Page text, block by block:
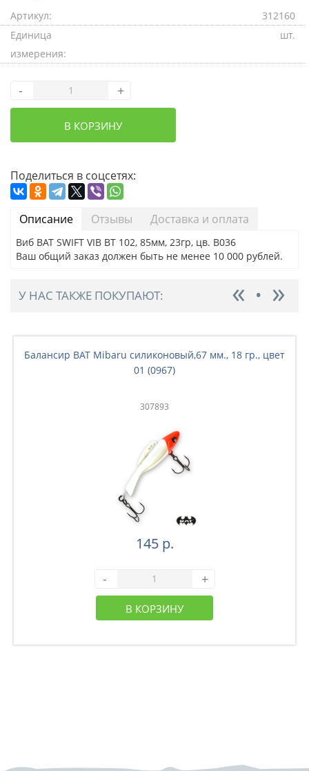
Артикул:
312160
Единица
измерения:
шт.
- +
В КОРЗИНУ
Поделиться в соцсетях:
Описание Отзывы Доставка и оплата
Виб BAT SWIFT VIB BT 102, 85мм, 23гр, цв. B036
Ваш общий заказ должен быть не менее 10 000 рублей.
У НАС ТАКЖЕ ПОКУПАЮТ:
Балансир BAT Mibaru силиконовый,67 мм., 18 гр., цвет
01 (0967)
307893
145 р.
- +
В КОРЗИНУ